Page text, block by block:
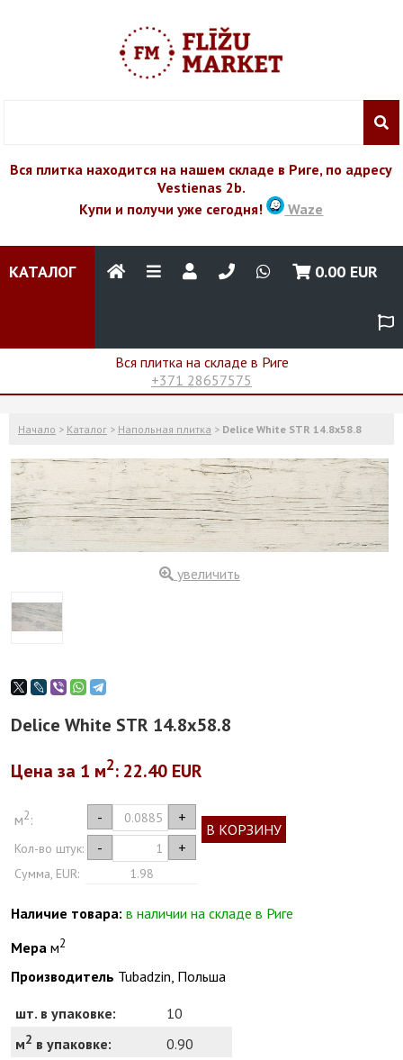
Вся плитка находится на нашем складе в Риге, по адресу
Vestienas 2b.
Купи и получи уже сегодня!
Waze
КАТАЛОГ 0.00 EUR
Вся плитка на складе в Риге
+371 28657575
Начало > Каталог > Напольная плитка > Delice White STR 14.8x58.8
увеличить
Delice White STR 14.8x58.8
Цена за 1 м2: 22.40 EUR
м2: - +
Кол-во штук: - +
Сумма, EUR: 1.98
В КОРЗИНУ
Наличие товара: в наличии на складе в Риге
Мера м2
Производитель Tubadzin, Польша
шт. в упаковке:
10
м2 в упаковке:
0.90